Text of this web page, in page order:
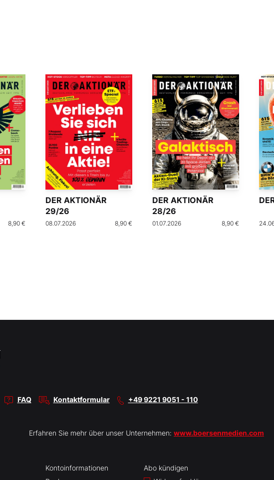
8,90 €
DER AKTIONÄR
29/26
08.07.2026 8,90 €
DER AKTIONÄR
28/26
01.07.2026 8,90 €
FAQ Kontaktformular +49 9221 9051 - 110
Erfahren Sie mehr über unser Unternehmen: www.boersenmedien.com
Kontoinformationen
Abo kündigen